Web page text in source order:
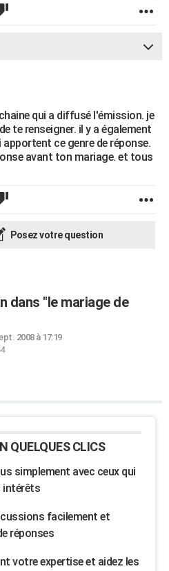
qui a diffusé l'émission. je
te renseigner. il y a également
ce genre de réponse.
avant ton mariage. et tous
Posez votre question
dans "le mariage de
2008 à 17:19
QUELQUES CLICS
simplement avec ceux qui
intérêts
facilement et
réponses
votre expertise et aidez les